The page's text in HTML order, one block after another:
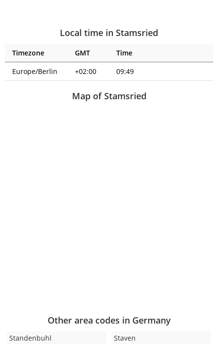
Local time in Stamsried
Timezone GMT
Time
Europe/Berlin
+02:00 09:49
Map of Stamsried
Other area codes in Germany
Standenbuhl Staven